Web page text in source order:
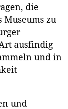
die
Museums zu
ausfindig
und in
und